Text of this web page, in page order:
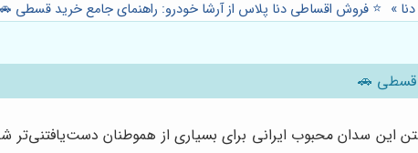
» ⭐️ فروش اقساطی دنا پلاس از آرشا خودرو: راهنمای جامع خرید قسطی
قسطی 🚗
این سدان محبوب ایرانی برای بسیاری از هموطنان